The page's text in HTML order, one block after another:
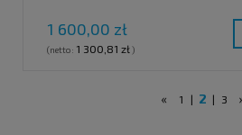
1 600,00 zł
(netto: 1 300,81 zł)
« 1 | 2 | 3